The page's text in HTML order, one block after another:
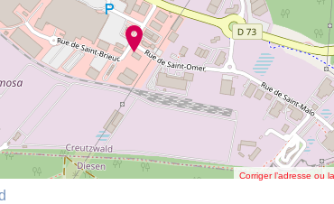
Corriger l’adresse ou